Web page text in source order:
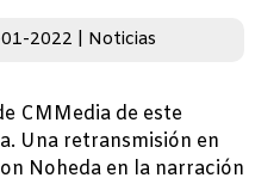
2022 Noticias
CMMedia de este
Una retransmisión en
Noheda en la narración